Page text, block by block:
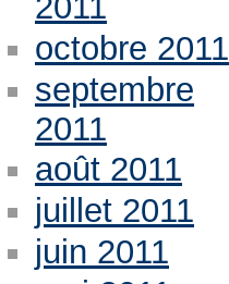
octobre 2011
septembre
2011
août 2011
juillet 2011
juin 2011